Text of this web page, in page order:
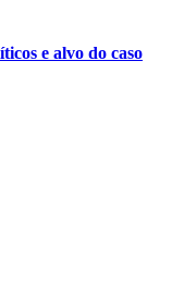
e alvo do caso